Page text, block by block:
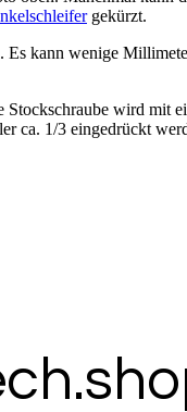
gekürzt.
kann wenige
Stockschraube wird mit
ca. 1/3 eingedrückt